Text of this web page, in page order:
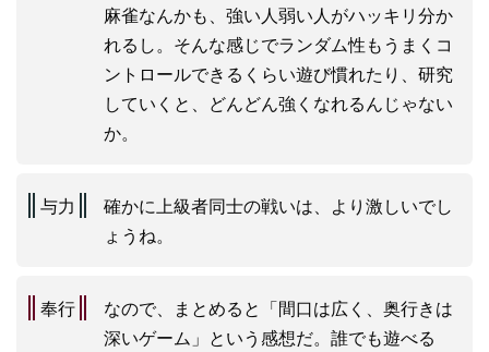
麻雀なんかも、強い人弱い人がハッキリ分か
れるし。そんな感じでランダム性もうまくコ
ントロールできるくらい遊び慣れたり、研究
していくと、どんどん強くなれるんじゃない
か。
与力
確かに上級者同士の戦いは、より激しいでし
ょうね。
奉行
なので、まとめると「間口は広く、奥行きは
深いゲーム」という感想だ。誰でも遊べる